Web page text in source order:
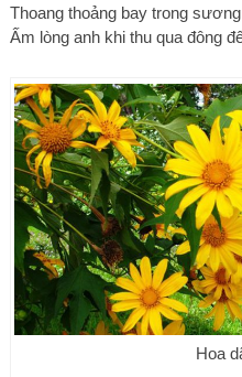
Thoang thoảng bay trong
Ấm lòng anh khi thu qua đông
Hoa